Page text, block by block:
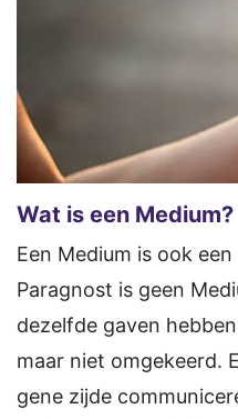
Wat is een Medium?
Een Medium is ook
Paragnost is geen
dezelfde gaven
maar niet omgekeerd.
gene zijde